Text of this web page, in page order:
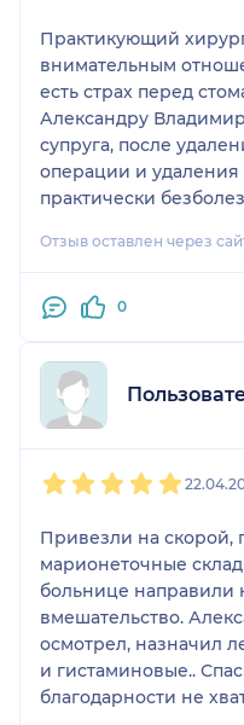
Практикующий
внимательным
есть страх перед
Александру
супруга, после удаления зуба. Челюстно-лицевые
операции и удаления
практически безболезненно, о чем
Огромная
Отзыв оставлен через
0
Привезли на скорой,
марионеточные
больнице направили
вмешательство.
осмотрел, назначил
и гистаминовые..
благодарности не